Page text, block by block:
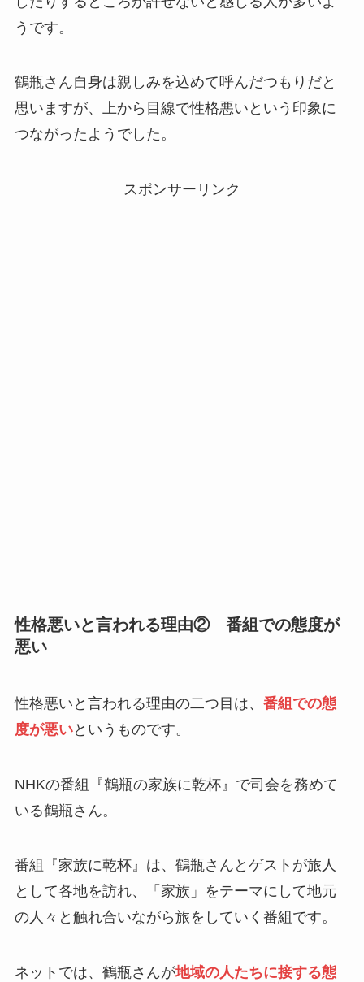
うです。
鶴瓶さん自身は親しみを込めて呼んだつもりだと
思いますが、上から目線で性格悪いという印象に
つながったようでした。
スポンサーリンク
性格悪いと言われる理由② 番組での態度が
悪い
性格悪いと言われる理由の二つ目は、 番組での態
度が悪いというものです。
NHKの番組『鶴瓶の家族に乾杯』で司会を務めて
いる鶴瓶さん。
番組『家族に乾杯』は、鶴瓶さんとゲストが旅人
として各地を訪れ、「家族」をテーマにして地元
の人々と触れ合いながら旅をしていく番組です。
ネットでは、鶴瓶さんが地域の人たちに接する態